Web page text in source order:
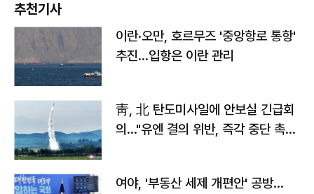
추천기사
이란·오만, 호르무즈 '중앙항로 통항'
추진…입항은 이란 관리
靑, 北 탄도미사일에 안보실 긴급회
의…"유엔 결의 위반, 즉각 중단 촉
여야, '부동산 세제 개편안' 공방…